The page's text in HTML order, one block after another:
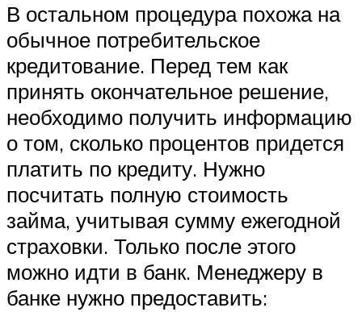
В остальном процедура похожа на
обычное потребительское
кредитование. Перед тем как
принять окончательное решение,
необходимо получить информацию
о том, сколько процентов придется
платить по кредиту. Нужно
посчитать полную стоимость
займа, учитывая сумму ежегодной
страховки. Только после этого
можно идти в банк. Менеджеру в
банке нужно предоставить: